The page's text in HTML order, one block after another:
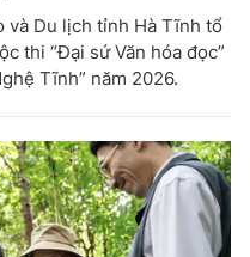
và Du lịch tỉnh Hà Tĩnh tổ
thi “Đại sứ Văn hóa đọc”
Tĩnh” năm 2026.